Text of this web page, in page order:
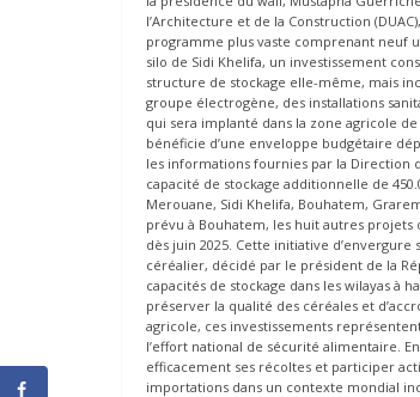
l’Architecture et de la Construction
programme plus vaste comprenant neuf
silo de Sidi Khelifa, un investissement
structure de stockage elle-même, mais
groupe électrogène, des installations
qui sera implanté dans la zone agricole
bénéficie d’une enveloppe budgétaire
les informations fournies par la Direction
capacité de stockage additionnelle de
Merouane, Sidi Khelifa, Bouhatem,
prévu à Bouhatem, les huit autres
dès juin 2025. Cette initiative
céréalier, décidé par le président de la
capacités de stockage dans les wilayas à
préserver la qualité des céréales et
agricole, ces investissements
l’effort national de sécurité alimentaire.
efficacement ses récoltes et participer
importations dans un contexte mondial